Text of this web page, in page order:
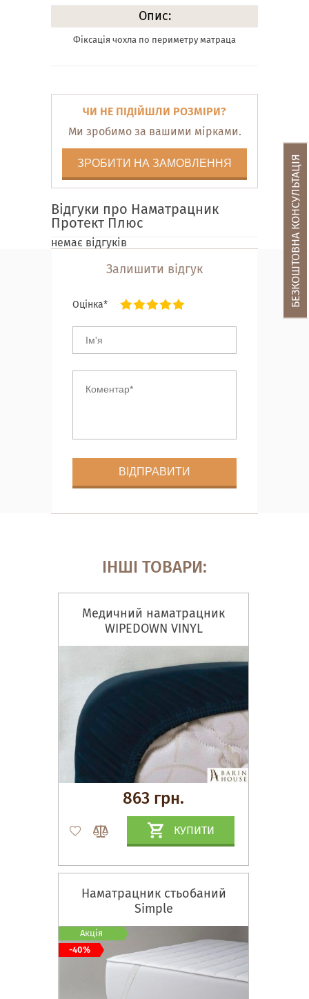
Опис:
Фіксація чохла по периметру матраца
ЧИ НЕ ПІДІЙШЛИ РОЗМІРИ?
Ми зробимо за вашими мірками.
ЗРОБИТИ НА ЗАМОВЛЕННЯ
Відгуки про Наматрацник
Протект Плюс
немає відгуків
Залишити відгук
Оцінка*
ІНШІ ТОВАРИ:
Медичний наматрацник
WIPEDOWN VINYL
863 грн.
КУПИТИ
Наматрацник стьобаний
Simple
Акція
-40%
БЕЗКОШТОВНА КОНСУЛЬТАЦІЯ